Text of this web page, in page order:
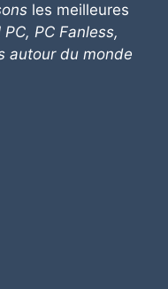
les meilleures
PC, PC Fanless,
autour du monde